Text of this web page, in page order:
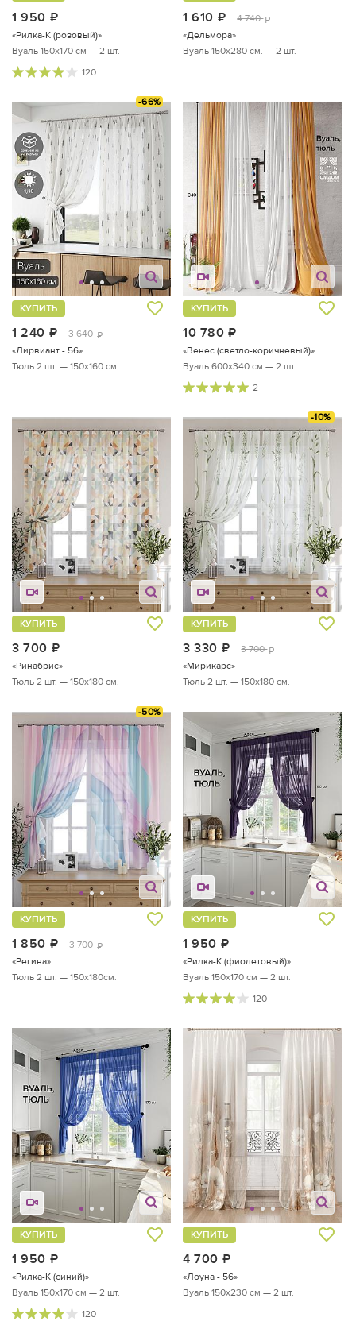
1 950
«Рилка-К (розовый)»
Вуаль 150х170 см — 2 шт.
120
1 610 руб.
4 740 руб.
«Дельмора»
Вуаль 150х280 см. — 2 шт.
-66%
1 240 руб.
3 640 руб.
КУПИТЬ
«Лирвиант - 56»
Тюль 2 шт. — 150х160 см.
10 780
КУПИТЬ
«Венес (светло-коричневый)»
Вуаль 600х340 см — 2 шт.
2
3 700
КУПИТЬ
«Ринабрис»
Тюль 2 шт. — 150х180 см.
-10%
3 330 руб.
3 700 руб.
КУПИТЬ
«Мирикарс»
Тюль 2 шт. — 150х180 см.
-50%
1 850 руб.
3 700 руб.
КУПИТЬ
«Регина»
Тюль 2 шт. — 150х180см.
1 950
КУПИТЬ
«Рилка-К (фиолетовый)»
Вуаль 150х170 см — 2 шт.
120
1 950
КУПИТЬ
«Рилка-К (синий)»
Вуаль 150х170 см — 2 шт.
120
4 700
КУПИТЬ
«Лоуна - 56»
Вуаль 150х230 см — 2 шт.